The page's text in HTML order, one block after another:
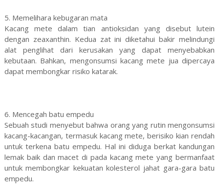
5. Memelihara kebugaran mata
Kacang mete dalam tian antioksidan yang disebut lutein
dengan zeaxanthin. Kedua zat ini diketahui bakir melindungi
alat penglihat dari kerusakan yang dapat menyebabkan
kebutaan. Bahkan, mengonsumsi kacang mete jua dipercaya
dapat membongkar risiko katarak.
6. Mencegah batu empedu
Sebuah studi menyebut bahwa orang yang rutin mengonsumsi
kacang-kacangan, termasuk kacang mete, berisiko kian rendah
untuk terkena batu empedu. Hal ini diduga berkat kandungan
lemak baik dan macet di pada kacang mete yang bermanfaat
untuk membongkar kekuatan kolesterol jahat gara-gara batu
empedu.